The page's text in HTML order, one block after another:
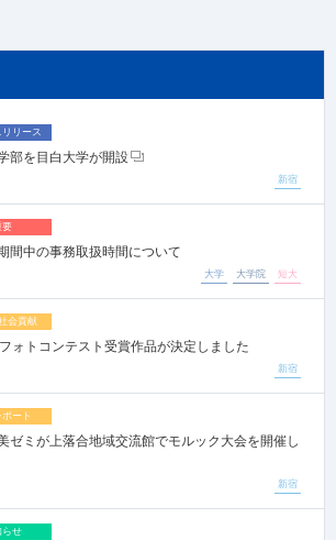
リース
部を目白大学が開設
新宿
要
間中の事務取扱時間について
大学 大学院 短大
会貢献
ォトコンテスト受賞作品が決定しました
新宿
ート
ゼミが上落合地域交流館でモルック大会を開催し
新宿
らせ